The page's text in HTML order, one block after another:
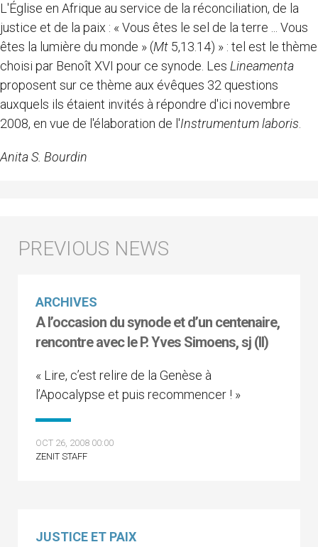
L'Église en Afrique au service de la réconciliation, de la
justice et de la paix : « Vous êtes le sel de la terre ... Vous
êtes la lumière du monde » (Mt 5,13.14) » : tel est le thème
choisi par Benoît XVI pour ce synode. Les Lineamenta
proposent sur ce thème aux évêques 32 questions
auxquels ils étaient invités à répondre d'ici novembre
2008, en vue de l'élaboration de l'Instrumentum laboris
Anita S. Bourdin
ARCHIVES
A l’occasion du synode et d’un centenaire,
rencontre avec le P. Yves Simoens, sj (II)
« Lire, c’est relire de la Genèse à
l’Apocalypse et puis recommencer ! »
OCT 26, 2008 00:00
ZENIT STAFF
JUSTICE ET PAIX